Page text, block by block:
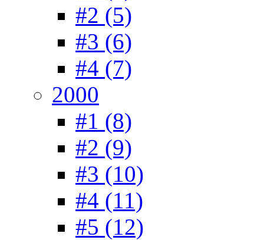
#2 (5)
#3 (6)
#4 (7)
2000
#1 (8)
#2 (9)
#3 (10)
#4 (11)
#5 (12)